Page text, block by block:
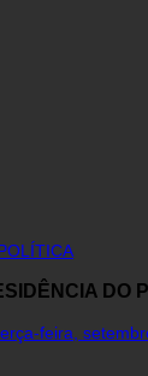
DO
feira,